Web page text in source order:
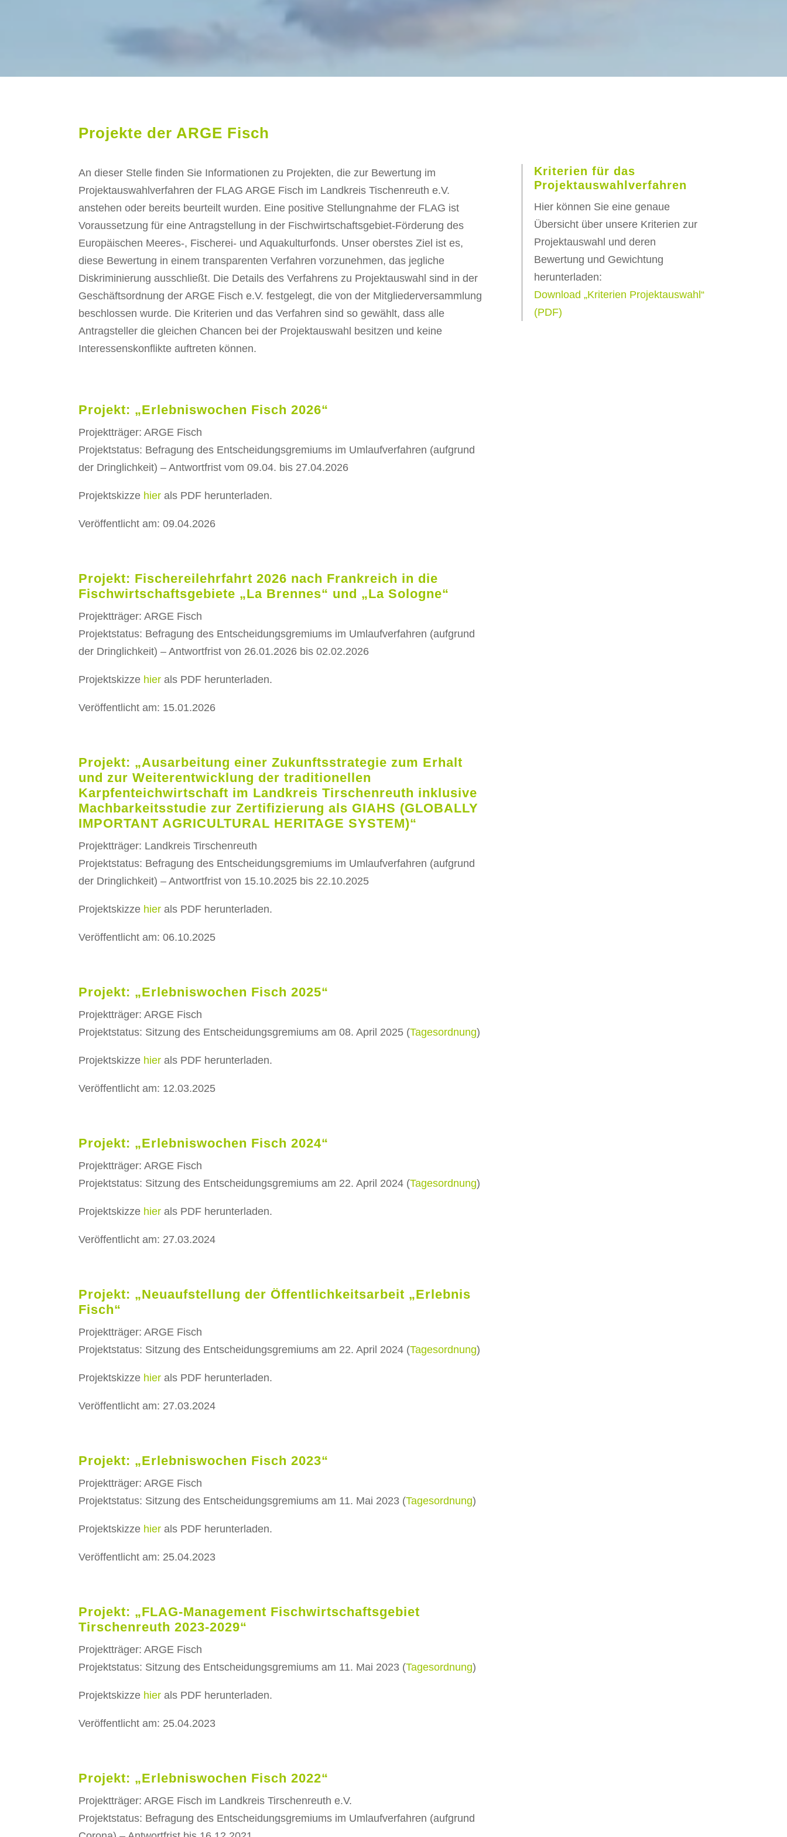
Projekte der ARGE Fisch
An dieser Stelle finden Sie Informationen zu Projekten, die zur Bewertung im
Projektauswahlverfahren der FLAG ARGE Fisch im Landkreis Tischenreuth e.V.
anstehen oder bereits beurteilt wurden. Eine positive Stellungnahme der FLAG ist
Voraussetzung für eine Antragstellung in der Fischwirtschaftsgebiet-Förderung des
Europäischen Meeres-, Fischerei- und Aquakulturfonds. Unser oberstes Ziel ist es,
diese Bewertung in einem transparenten Verfahren vorzunehmen, das jegliche
Diskriminierung ausschließt. Die Details des Verfahrens zu Projektauswahl sind in der
Geschäftsordnung der ARGE Fisch e.V. festgelegt, die von der Mitgliederversammlung
beschlossen wurde. Die Kriterien und das Verfahren sind so gewählt, dass alle
Antragsteller die gleichen Chancen bei der Projektauswahl besitzen und keine
Interessenskonflikte auftreten können.
Projekt: „Erlebniswochen Fisch 2026“
Projektträger: ARGE Fisch
Projektstatus: Befragung des Entscheidungsgremiums im Umlaufverfahren (aufgrund
der Dringlichkeit) – Antwortfrist vom 09.04. bis 27.04.2026
Projektskizze hier als PDF herunterladen.
Veröffentlicht am: 09.04.2026
Projekt: Fischereilehrfahrt 2026 nach Frankreich in die
Fischwirtschaftsgebiete „La Brennes“ und „La Sologne“
Projektträger: ARGE Fisch
Projektstatus: Befragung des Entscheidungsgremiums im Umlaufverfahren (aufgrund
der Dringlichkeit) – Antwortfrist von 26.01.2026 bis 02.02.2026
Projektskizze hier als PDF herunterladen.
Veröffentlicht am: 15.01.2026
Projekt: „Ausarbeitung einer Zukunftsstrategie zum Erhalt
und zur Weiterentwicklung der traditionellen
Karpfenteichwirtschaft im Landkreis Tirschenreuth inklusive
Machbarkeitsstudie zur Zertifizierung als GIAHS (GLOBALLY
IMPORTANT AGRICULTURAL HERITAGE SYSTEM)“
Projektträger: Landkreis Tirschenreuth
Projektstatus: Befragung des Entscheidungsgremiums im Umlaufverfahren (aufgrund
der Dringlichkeit) – Antwortfrist von 15.10.2025 bis 22.10.2025
Projektskizze hier als PDF herunterladen.
Veröffentlicht am: 06.10.2025
Projekt: „Erlebniswochen Fisch 2025“
Projektträger: ARGE Fisch
Projektstatus: Sitzung des Entscheidungsgremiums am 08. April 2025 (Tagesordnung)
Projektskizze hier als PDF herunterladen.
Veröffentlicht am: 12.03.2025
Projekt: „Erlebniswochen Fisch 2024“
Projektträger: ARGE Fisch
Projektstatus: Sitzung des Entscheidungsgremiums am 22. April 2024 (Tagesordnung)
Projektskizze hier als PDF herunterladen.
Veröffentlicht am: 27.03.2024
Projekt: „Neuaufstellung der Öffentlichkeitsarbeit „Erlebnis
Fisch“
Projektträger: ARGE Fisch
Projektstatus: Sitzung des Entscheidungsgremiums am 22. April 2024 (Tagesordnung)
Projektskizze hier als PDF herunterladen.
Veröffentlicht am: 27.03.2024
Projekt: „Erlebniswochen Fisch 2023“
Projektträger: ARGE Fisch
Projektstatus: Sitzung des Entscheidungsgremiums am 11. Mai 2023 (Tagesordnung)
Projektskizze hier als PDF herunterladen.
Veröffentlicht am: 25.04.2023
Projekt: „FLAG-Management Fischwirtschaftsgebiet
Tirschenreuth 2023-2029“
Projektträger: ARGE Fisch
Projektstatus: Sitzung des Entscheidungsgremiums am 11. Mai 2023 (Tagesordnung)
Projektskizze hier als PDF herunterladen.
Veröffentlicht am: 25.04.2023
Projekt: „Erlebniswochen Fisch 2022“
Projektträger: ARGE Fisch im Landkreis Tirschenreuth e.V.
Projektstatus: Befragung des Entscheidungsgremiums im Umlaufverfahren (aufgrund
Kriterien für das
Projektauswahlverfahren
Hier können Sie eine genaue
Übersicht über unsere Kriterien zur
Projektauswahl und deren
Bewertung und Gewichtung
herunterladen:
Download „Kriterien Projektauswahl“
(PDF)